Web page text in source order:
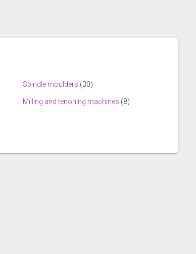
Spindle moulders (30)
Milling and tenoning machines (8)